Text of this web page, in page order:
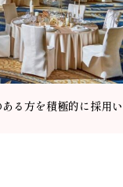
る方を積極的に採用い